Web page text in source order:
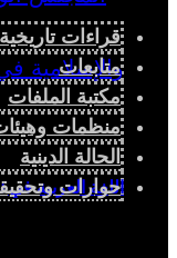
اللغة العربية
قراءات تاريخية
متابعات
مكتبة الملفات
منظمات
الحالة الدينية
حوارات